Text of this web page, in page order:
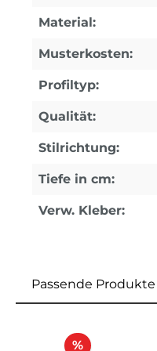
Material:
Musterkosten:
Profiltyp:
Qualität:
Stilrichtung:
Tiefe in cm:
Verw. Kleber:
Passende Produkte
%Rabatt